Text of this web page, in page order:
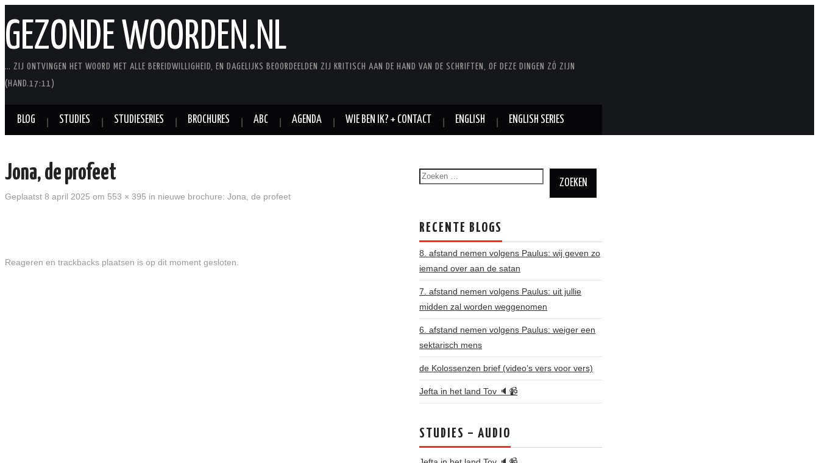
GEZONDE WOORDEN.NL
… ZIJ ONTVINGEN HET WOORD MET ALLE BEREIDWILLIGHEID, EN DAGELIJKS BEOORDEELDEN ZIJ KRITISCH AAN DE HAND VAN DE SCHRIFTEN, OF DEZE DINGEN ZÓ ZIJN
(HAND.17:11)
BLOG STUDIES STUDIESERIES BROCHURES ABC AGENDA WIE BEN IK? + CONTACT ENGLISH ENGLISH SERIES
Jona, de profeet
Geplaatst 8 april 2025 om 553 × 395 in nieuwe brochure: Jona, de profeet
Reageren en trackbacks plaatsen is op dit moment gesloten.
RECENTE BLOGS
8. afstand nemen volgens Paulus: wij geven zo
iemand over aan de satan
7. afstand nemen volgens Paulus: uit jullie
midden zal worden weggenomen
6. afstand nemen volgens Paulus: weiger een
sektarisch mens
de Kolossenzen brief (video’s vers voor vers)
Jefta in het land Tov 🔈📹
STUDIES – AUDIO